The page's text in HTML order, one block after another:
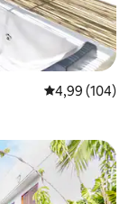
Priemerné
4,99 (104)